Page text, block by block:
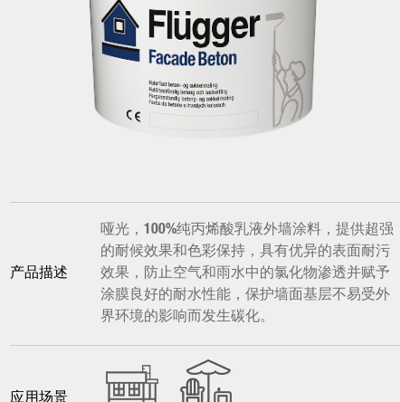
产品描述
哑光，100%纯丙烯酸乳液外墙涂料，提供超强
的耐候效果和色彩保持，具有优异的表面耐污
效果，防止空气和雨水中的氯化物渗透并赋予
涂膜良好的耐水性能，保护墙面基层不易受外
界环境的影响而发生碳化。